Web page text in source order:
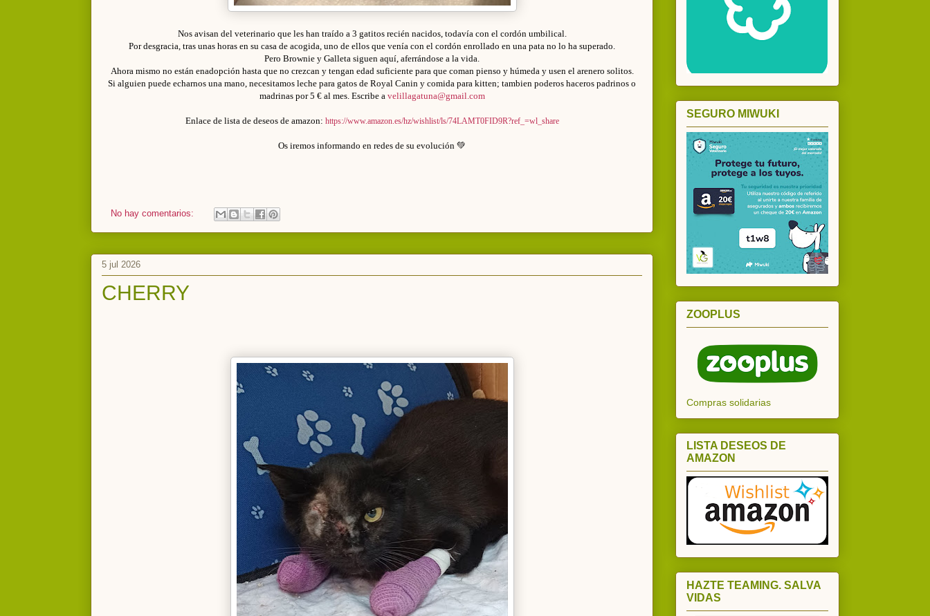
Nos avisan del veterinario que les han traído a 3 gatitos recién nacidos, todavía con el cordón umbilical.
Por desgracia, tras unas horas en su casa de acogida, uno de ellos que venía con el cordón enrollado en una pata no lo ha superado.
Pero Brownie y Galleta siguen aquí, aferrándose a la vida.
Ahora mismo no están enadopción hasta que no crezcan y tengan edad suficiente para que coman pienso y húmeda y usen el arenero solitos.
Si alguien puede echarnos una mano, necesitamos leche para gatos de Royal Canin y comida para kitten; tambien poderos haceros padrinos o
madrinas por 5 € al mes. Escribe a velillagatuna@gmail.com
Enlace de lista de deseos de amazon: https://www.amazon.es/hz/wishlist/ls/74LAMT0FID9R?ref_=wl_share
Os iremos informando en redes de su evolución 💚
No hay comentarios:
5 jul 2026
CHERRY
SEGURO MIWUKI
ZOOPLUS
Compras solidarias
LISTA DESEOS DE
AMAZON
HAZTE TEAMING. SALVA
VIDAS